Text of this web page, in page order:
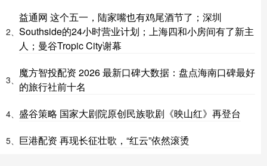
2、
益通网 这个五一，陆家嘴也有鸡尾酒节了；深圳
Southside的24小时营业计划；上海四和小房间有了新主
人；曼谷Tropic City谢幕
3、
魔方智投配资 2026 最新口碑大数据：盘点海南口碑最好
的旅行社前十名
4、 盛谷策略 国家大剧院原创民族歌剧《映山红》再登台
5、 巨港配资 再现长征壮歌，“红云”依然滚烫